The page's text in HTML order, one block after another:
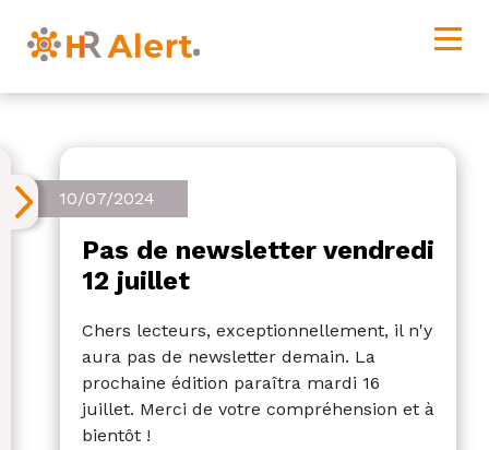
10/07/2024
Pas de newsletter vendredi
12 juillet
Chers lecteurs, exceptionnellement, il n'y
aura pas de newsletter demain. La
prochaine édition paraîtra mardi 16
juillet. Merci de votre compréhension et à
bientôt !